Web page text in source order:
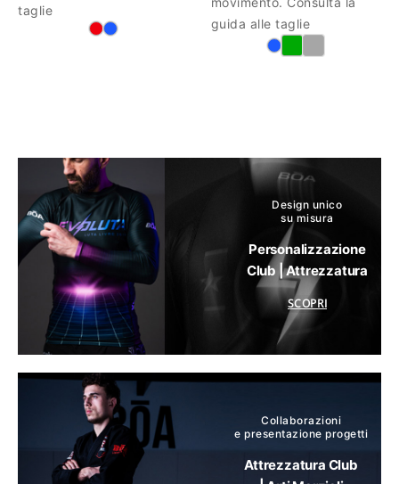
taglie
guida alle taglie
Design unico
su misura
Personalizzazione
Club | Attrezzatura
SCOPRI
Collaborazioni
e presentazione progetti
Attrezzatura Club